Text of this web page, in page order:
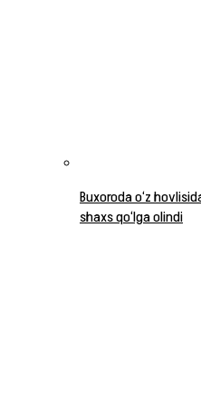
Buxoroda o‘z
shaxs qo‘lga olindi